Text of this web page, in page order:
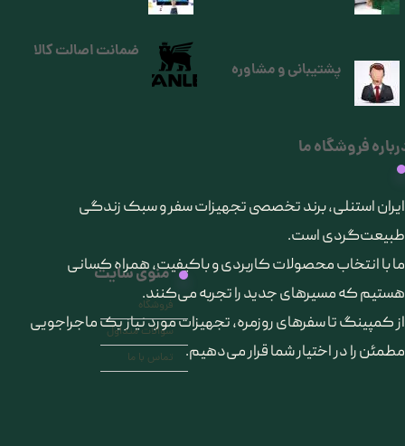
فروشگاه ما
​ایران استنلی، برند تخصصی تجهیزات سفر و سبک زندگی
طبیعت‌گردی است.
ما با انتخاب محصولات کاربردی و باکیفیت، همراه کسانی
هستیم که مسیرهای جدید را تجربه می‌کنند.
از کمپینگ تا سفرهای روزمره، تجهیزات مورد نیاز یک ماجراجویی
مطمئن را در اختیار شما قرار می‌دهیم.
منوی سایت
فروشگاه
سوالات متداول
تماس با ما
پشتیبانی و مشاوره
ضمانت اصالت کالا